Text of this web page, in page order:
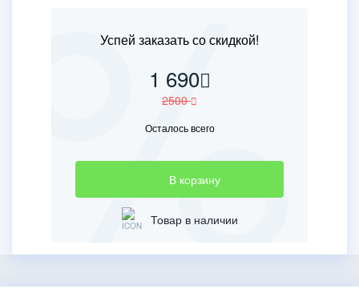
Успей заказать со скидкой!
1 690
2500
Осталось всего
В корзину
Товар в наличии